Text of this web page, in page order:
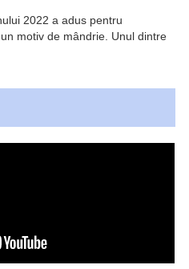
2022 a adus pentru
motiv de mândrie. Unul dintre